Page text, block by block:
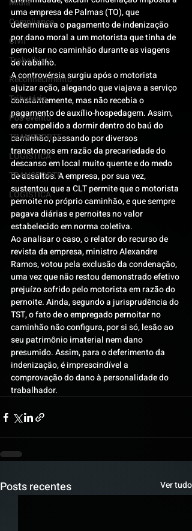
Mídia
Compliance
Civil
Trabalhista
Reconhecimento
Tributário
Pós-evento
TRANSPORTE
LOGISTICA
TRANSPORTE
LOGISTICA
uma empresa de Palmas (TO), que
determinava o pagamento de indenização
por dano moral a um motorista que tinha de
pernoitar no caminhão durante as viagens
de trabalho.
A controvérsia surgiu após o motorista
ajuizar ação, alegando que viajava a serviço
constantemente, mas não recebia o
pagamento de auxílio-hospedagem. Assim,
era compelido a dormir dentro do baú do
caminhão, passando por diversos
transtornos em razão da precariedade do
descanso em local muito quente e do medo
de assaltos. A empresa, por sua vez,
sustentou que a CLT permite que o motorista
pernoite no próprio caminhão, e que sempre
pagava diárias e pernoites no valor
estabelecido em norma coletiva.
Ao analisar o caso, o relator do recurso de
revista da empresa, ministro Alexandre
Ramos, votou pela exclusão da condenação,
uma vez que não restou demonstrado efetivo
prejuízo sofrido pelo motorista em razão do
pernoite. Ainda, segundo a jurisprudência do
TST, o fato de o empregado pernoitar no
caminhão não configura, por si só, lesão ao
seu patrimônio imaterial nem dano
presumido. Assim, para o deferimento da
indenização, é imprescindível a
comprovação do dano à personalidade do
trabalhador.
Posts recentes Ver tudo